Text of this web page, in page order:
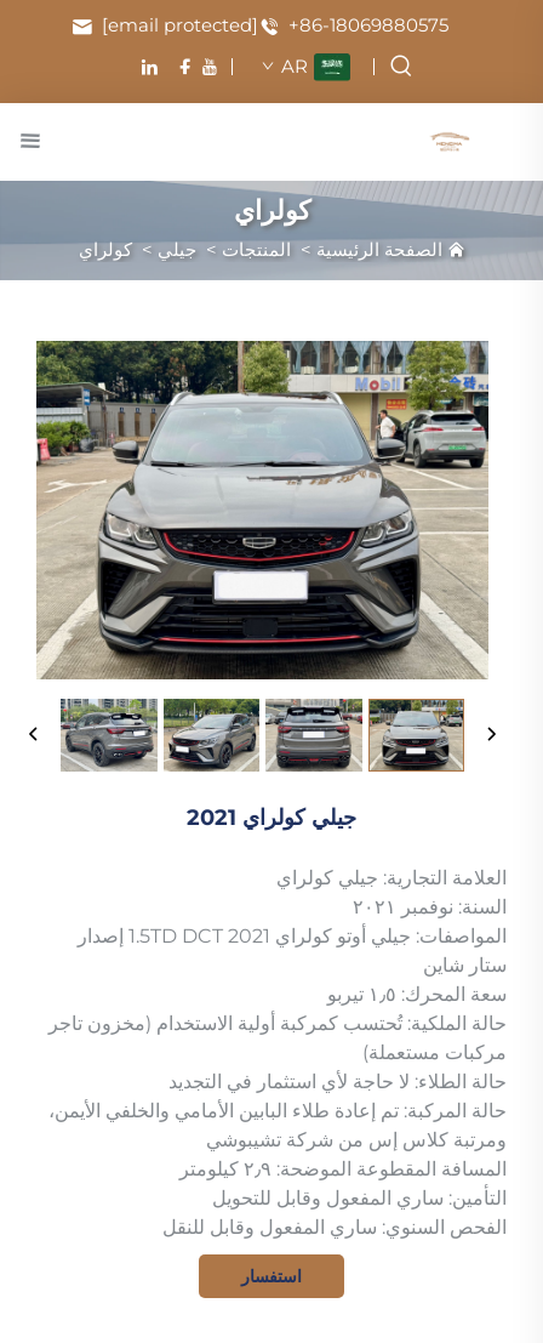
+86-18069880575
[email protected]
AR
كولراي
الصفحة الرئيسية > المنتجات > جيلي >كولراي
جيلي كولراي 2021
العلامة التجارية: جيلي كولراي
السنة: نوفمبر ٢٠٢١
المواصفات: جيلي أوتو كولراي 2021 1.5TD DCT إصدار
ستار شاين
سعة المحرك: ١٫٥ تيربو
حالة الملكية: تُحتسب كمركبة أولية الاستخدام (مخزون تاجر
مركبات مستعملة)
حالة الطلاء: لا حاجة لأي استثمار في التجديد
حالة المركبة: تم إعادة طلاء البابين الأمامي والخلفي الأيمن،
ومرتبة كلاس إس من شركة تشيبوشي
المسافة المقطوعة الموضحة: ٢٫٩ كيلومتر
التأمين: ساري المفعول وقابل للتحويل
الفحص السنوي: ساري المفعول وقابل للنقل
استفسار